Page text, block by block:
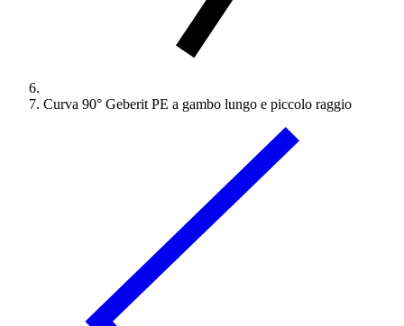
Curva 90° Geberit PE a gambo lungo e piccolo raggio